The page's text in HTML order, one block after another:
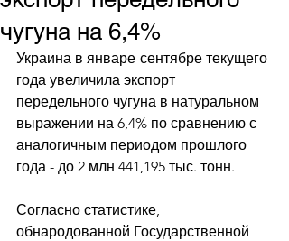
чугуна на 6,4%
Украина в январе-сентябре текущего
года увеличила экспорт
передельного чугуна в натуральном
выражении на 6,4% по сравнению с
аналогичным периодом прошлого
года - до 2 млн 441,195 тыс. тонн.
Согласно статистике,
обнародованной Государственной